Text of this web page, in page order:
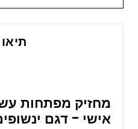
מחזיק מפתחות
אישי - דגם